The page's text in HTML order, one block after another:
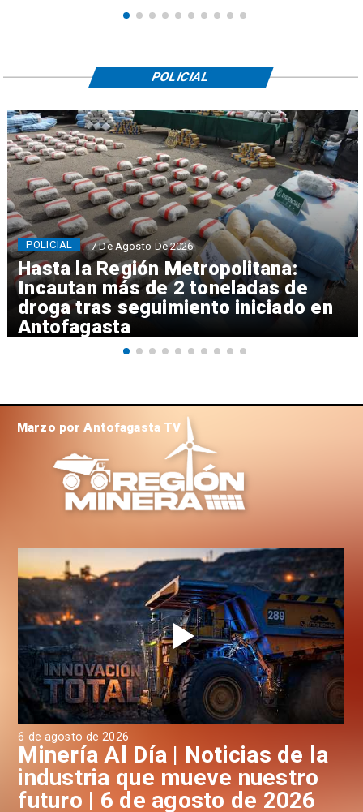
Hasta la Región Metropolitana:
Incautan más de 2 toneladas de
droga tras seguimiento iniciado en
Antofagasta
POLICIAL 7 De Agosto De 2026
POLICIAL
6 de agosto de 2026
Minería Al Día | Noticias de la
industria que mueve nuestro
futuro | 6 de agosto de 2026
Marzo por Antofagasta TV